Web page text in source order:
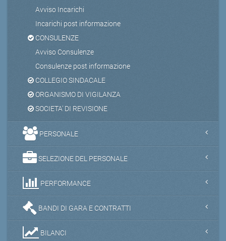
Avviso Incarichi
Incarichi post informazione
CONSULENZE
Avviso Consulenze
Consulenze post informazione
COLLEGIO SINDACALE
ORGANISMO DI VIGILANZA
SOCIETA' DI REVISIONE
PERSONALE
SELEZIONE DEL PERSONALE
PERFORMANCE
BANDI DI GARA E CONTRATTI
BILANCI